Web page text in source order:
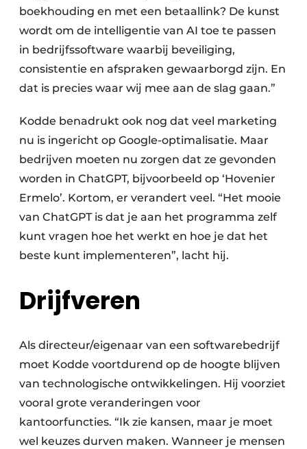
boekhouding en met een betaallink? De kunst
wordt om de intelligentie van AI toe te passen
in bedrijfssoftware waarbij beveiliging,
consistentie en afspraken gewaarborgd zijn. En
dat is precies waar wij mee aan de slag gaan.”
Kodde benadrukt ook nog dat veel marketing
nu is ingericht op Google-optimalisatie. Maar
bedrijven moeten nu zorgen dat ze gevonden
worden in ChatGPT, bijvoorbeeld op ‘Hovenier
Ermelo’. Kortom, er verandert veel. “Het mooie
van ChatGPT is dat je aan het programma zelf
kunt vragen hoe het werkt en hoe je dat het
beste kunt implementeren”, lacht hij.
Drijfveren
Als directeur/eigenaar van een softwarebedrijf
moet Kodde voortdurend op de hoogte blijven
van technologische ontwikkelingen. Hij voorziet
vooral grote veranderingen voor
kantoorfuncties. “Ik zie kansen, maar je moet
wel keuzes durven maken. Wanneer je mensen